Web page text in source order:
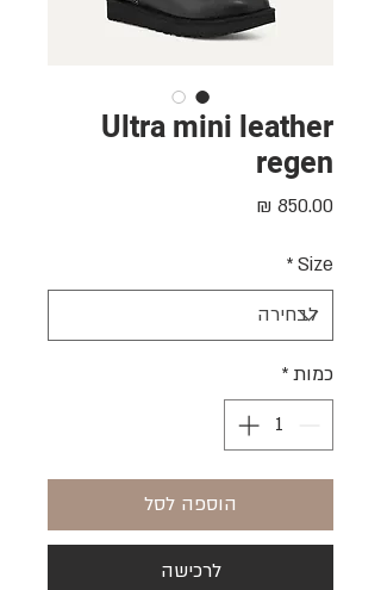
Ultra mini leather
regen
Size
*
כמות*
הוספה לסל
לרכישה